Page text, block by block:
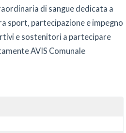
di sangue dedicata a
sport, partecipazione e impegno
e sostenitori a partecipare
AVIS Comunale